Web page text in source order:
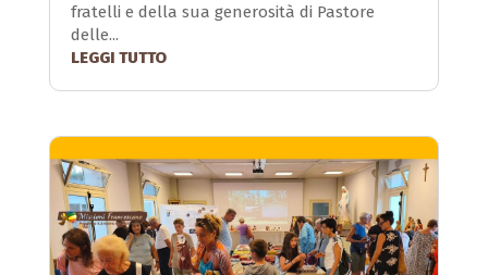
fratelli e della sua generosità di Pastore
delle...
LEGGI TUTTO